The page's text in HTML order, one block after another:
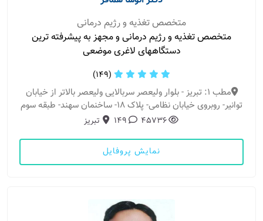
متخصص تغذیه و رژیم درمانی
متخصص تغذیه و رژیم درمانی و مجهز به پیشرفته ترین
دستگاههای لاغری موضعی
(149)
مطب 1: تبریز - بلوار ولیعصر سربالایی ولیعصر بالاتر از خیابان
توانیر- روبروی خیابان نظامی- پلاک ۱۸- ساخنمان سهند- طبقه سوم
45736
149 تبریز
نمایش پروفایل